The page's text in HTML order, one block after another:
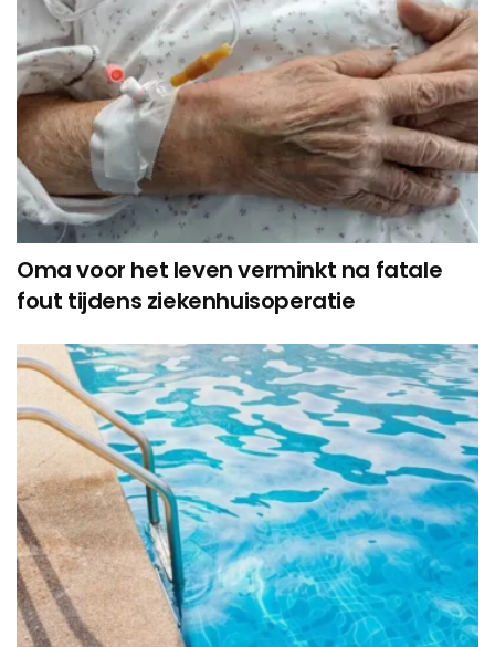
Oma voor het leven verminkt na fatale
fout tijdens ziekenhuisoperatie